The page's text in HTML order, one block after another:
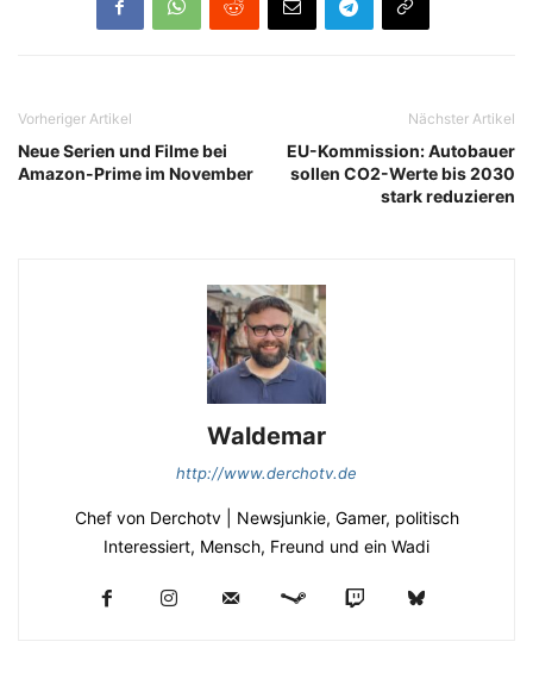
Vorheriger Artikel
Neue Serien und Filme bei
Amazon-Prime im November
Nächster Artikel
EU-Kommission: Autobauer
sollen CO2-Werte bis 2030
stark reduzieren
Waldemar
http://www.derchotv.de
Chef von Derchotv | Newsjunkie, Gamer, politisch
Interessiert, Mensch, Freund und ein Wadi